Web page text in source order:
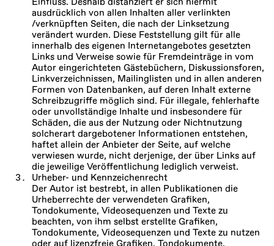
ausdrücklich von allen Inhalten aller verlinkten
/verknüpften Seiten, die nach der Linksetzung
verändert wurden. Diese Feststellung gilt für alle
innerhalb des eigenen Internetangebotes gesetzten
Links und Verweise sowie für Fremdeinträge in vom
Autor eingerichteten Gästebüchern, Diskussionsforen,
Linkverzeichnissen, Mailinglisten und in allen anderen
Formen von Datenbanken, auf deren Inhalt externe
Schreibzugriffe möglich sind. Für illegale, fehlerhafte
oder unvollständige Inhalte und insbesondere für
Schäden, die aus der Nutzung oder Nichtnutzung
solcherart dargebotener Informationen entstehen,
haftet allein der Anbieter der Seite, auf welche
verwiesen wurde, nicht derjenige, der über Links auf
die jeweilige Veröffentlichung lediglich verweist.
Urheber- und Kennzeichenrecht
Der Autor ist bestrebt, in allen Publikationen die
Urheberrechte der verwendeten Grafiken,
Tondokumente, Videosequenzen und Texte zu
beachten, von ihm selbst erstellte Grafiken,
Tondokumente, Videosequenzen und Texte zu nutzen